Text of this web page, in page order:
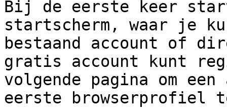
Bij de eerste keer
startscherm, waar je
bestaand account of
gratis account kunt
volgende pagina om